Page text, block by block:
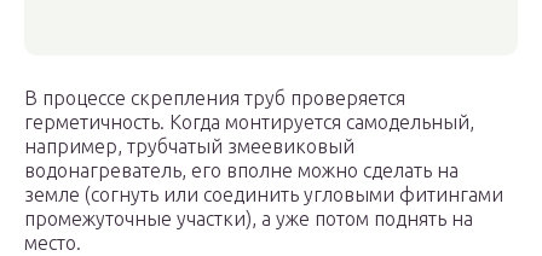
В процессе скрепления труб проверяется
герметичность. Когда монтируется самодельный,
например, трубчатый змеевиковый
водонагреватель, его вполне можно сделать на
земле (согнуть или соединить угловыми фитингами
промежуточные участки), а уже потом поднять на
место.